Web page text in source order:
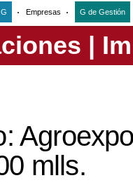
Empresas G de Gestión
mlls.